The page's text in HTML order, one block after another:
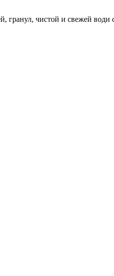
чистой и свежей